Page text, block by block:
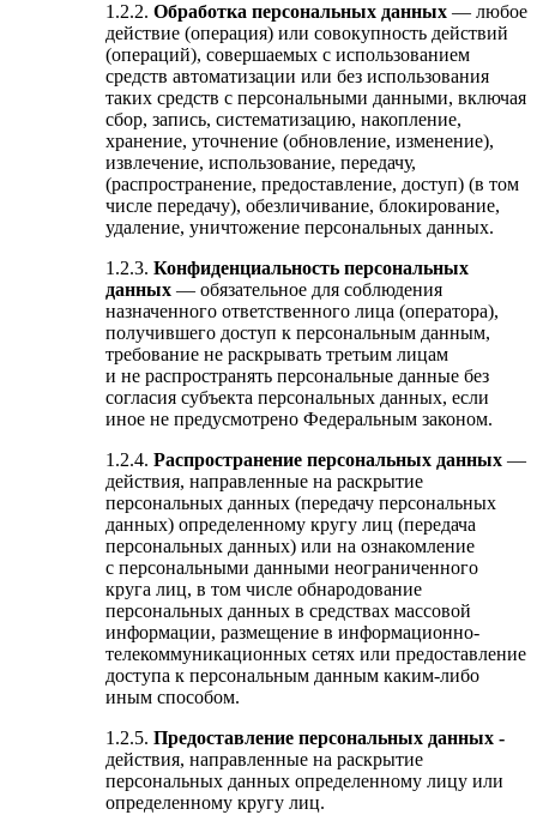
1.2.2. Обработка персональных данных — любое
действие (операция) или совокупность действий
(операций), совершаемых с использованием
средств автоматизации или без использования
таких средств с персональными данными, включая
сбор, запись, систематизацию, накопление,
хранение, уточнение (обновление, изменение),
извлечение, использование, передачу,
(распространение, предоставление, доступ) (в том
числе передачу), обезличивание, блокирование,
удаление, уничтожение персональных данных.
1.2.3. Конфиденциальность персональных
данных — обязательное для соблюдения
назначенного ответственного лица (оператора),
получившего доступ к персональным данным,
требование не раскрывать третьим лицам
и не распространять персональные данные без
согласия субъекта персональных данных, если
иное не предусмотрено Федеральным законом.
1.2.4. Распространение персональных данных —
действия, направленные на раскрытие
персональных данных (передачу персональных
данных) определенному кругу лиц (передача
персональных данных) или на ознакомление
с персональными данными неограниченного
круга лиц, в том числе обнародование
персональных данных в средствах массовой
информации, размещение в информационно-
телекоммуникационных сетях или предоставление
доступа к персональным данным каким-либо
иным способом.
1.2.5. Предоставление персональных данных -
действия, направленные на раскрытие
персональных данных определенному лицу или
определенному кругу лиц.